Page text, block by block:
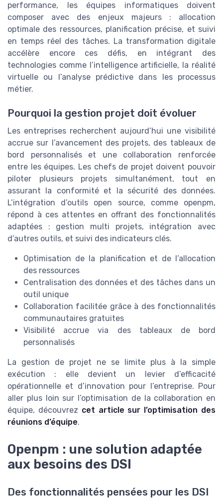
performance, les équipes informatiques doivent
composer avec des enjeux majeurs : allocation
optimale des ressources, planification précise, et suivi
en temps réel des tâches. La transformation digitale
accélère encore ces défis, en intégrant des
technologies comme l’intelligence artificielle, la réalité
virtuelle ou l’analyse prédictive dans les processus
métier.
Pourquoi la gestion projet doit évoluer
Les entreprises recherchent aujourd’hui une visibilité
accrue sur l’avancement des projets, des tableaux de
bord personnalisés et une collaboration renforcée
entre les équipes. Les chefs de projet doivent pouvoir
piloter plusieurs projets simultanément, tout en
assurant la conformité et la sécurité des données.
L’intégration d’outils open source, comme openpm,
répond à ces attentes en offrant des fonctionnalités
adaptées : gestion multi projets, intégration avec
d’autres outils, et suivi des indicateurs clés.
Optimisation de la planification et de l’allocation
des ressources
Centralisation des données et des tâches dans un
outil unique
Collaboration facilitée grâce à des fonctionnalités
communautaires gratuites
Visibilité accrue via des tableaux de bord
personnalisés
La gestion de projet ne se limite plus à la simple
exécution : elle devient un levier d’efficacité
opérationnelle et d’innovation pour l’entreprise. Pour
aller plus loin sur l’optimisation de la collaboration en
équipe, découvrez cet article sur l’optimisation des
réunions d’équipe.
Openpm : une solution adaptée
aux besoins des DSI
Des fonctionnalités pensées pour les DSI